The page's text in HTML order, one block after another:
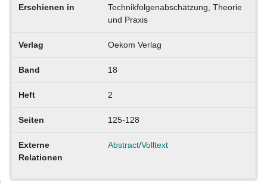
Erschienen in
Technikfolgenabschätzung, Theorie
und Praxis
Verlag Oekom Verlag
Band 18
Heft 2
Seiten 125-128
Externe
Relationen
Abstract/Volltext